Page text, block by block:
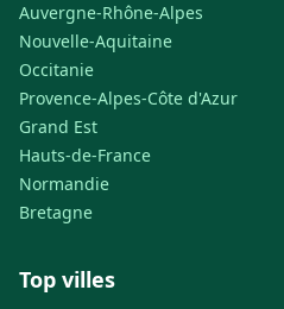
Auvergne-Rhône-Alpes
Nouvelle-Aquitaine
Occitanie
Provence-Alpes-Côte d'Azur
Grand Est
Hauts-de-France
Normandie
Bretagne
Top villes